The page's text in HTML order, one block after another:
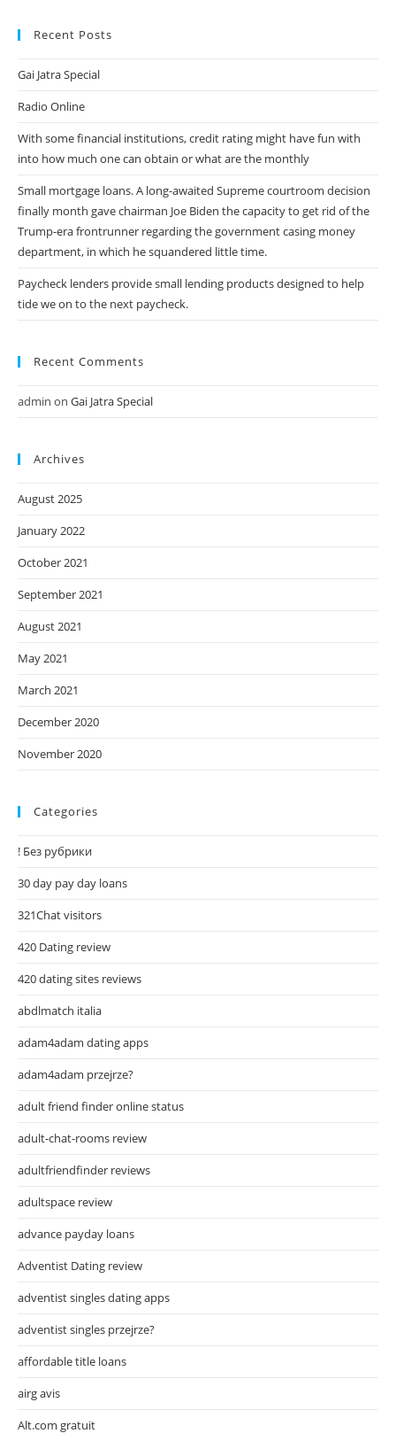
Recent Posts
Gai Jatra Special
Radio Online
With some financial institutions, credit rating might have fun with
into how much one can obtain or what are the monthly
Small mortgage loans. A long-awaited Supreme courtroom decision
finally month gave chairman Joe Biden the capacity to get rid of the
Trump-era frontrunner regarding the government casing money
department, in which he squandered little time.
Paycheck lenders provide small lending products designed to help
tide we on to the next paycheck.
Recent Comments
admin on Gai Jatra Special
Archives
August 2025
January 2022
October 2021
September 2021
August 2021
May 2021
March 2021
December 2020
November 2020
Categories
! Без рубрики
30 day pay day loans
321Chat visitors
420 Dating review
420 dating sites reviews
abdlmatch italia
adam4adam dating apps
adam4adam przejrze?
adult friend finder online status
adult-chat-rooms review
adultfriendfinder reviews
adultspace review
advance payday loans
Adventist Dating review
adventist singles dating apps
adventist singles przejrze?
affordable title loans
airg avis
Alt.com gratuit